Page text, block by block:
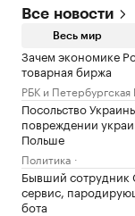
Все новости
Весь мир
Зачем экономике
товарная биржа
РБК и
Посольство
повреждении
Польше
Политика
Бывший сотрудник
сервис,
бота